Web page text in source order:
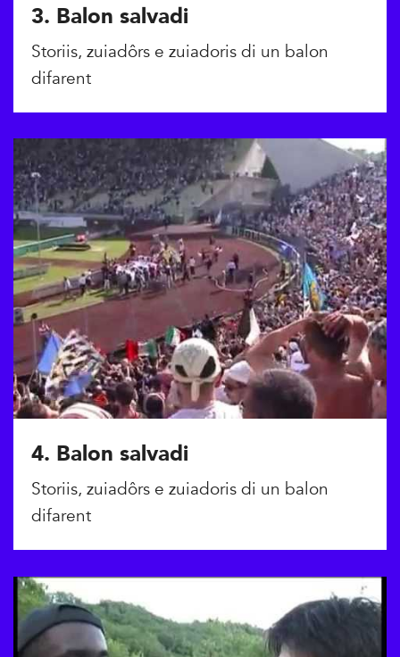
3. Balon salvadi
Storiis, zuiadôrs e zuiadoris di un balon
difarent
4. Balon salvadi
Storiis, zuiadôrs e zuiadoris di un balon
difarent